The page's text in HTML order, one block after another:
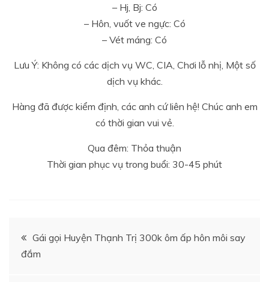
– Hj, Bj: Có
– Hôn, vuốt ve ngực: Có
– Vét máng: Có
Lưu Ý: Không có các dịch vụ WC, CIA, Chơi lỗ nhị, Một số
dịch vụ khác.
Hàng đã được kiểm định, các anh cứ liên hệ! Chúc anh em
có thời gian vui vẻ.
Qua đêm: Thỏa thuận
Thời gian phục vụ trong buổi: 30-45 phút
Điều
hướng
Gái gọi Huyện Thạnh Trị 300k ôm ấp hôn môi say
đắm